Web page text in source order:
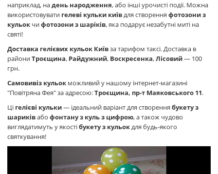
наприклад, надень народження, або інші урочисті події. Можна
використовувати гелеві кульки київдля створення фотозони з
кульок чифотозони з шаріків, яка подарує незабутні миті на
святі!
Доставка гелієвих кульок Київза тарифом таксі. Доставка в
райониТроєщина, Райдужний, Воскресенка,Лісовий— 100
грн.
Самовивіз кульок можливий у нашому інтернет-магазині
"Повітряна Фея" за адресою:Троєщина, пр-т Маяковського 11.
Ці гелієві кульки— ідеальний варіант для створення букету з
шариківабо фонтану з куль з цифрою, а також чудово
виглядатимуть у якостібукету з кульокдля будь-якого
святкування!